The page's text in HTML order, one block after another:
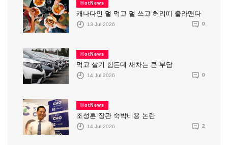
HotNews
캐나다인 덜 먹고 덜 쓰고 허리띠 졸라맨다
13 Jul 2026 0
HotNews
먹고 살기 힘든데 새차는 큰 부담
14 Jul 2026 0
HotNews
조성훈 장관 숙박비용 논란
14 Jul 2026 2